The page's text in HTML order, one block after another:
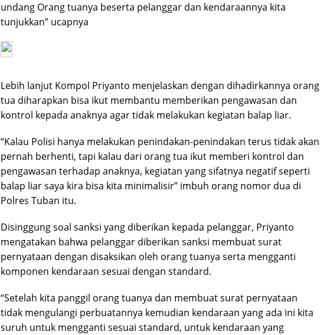
undang Orang tuanya beserta pelanggar dan kendaraannya kita
tunjukkan” ucapnya
Lebih lanjut Kompol Priyanto menjelaskan dengan dihadirkannya orang
tua diharapkan bisa ikut membantu memberikan pengawasan dan
kontrol kepada anaknya agar tidak melakukan kegiatan balap liar.
“Kalau Polisi hanya melakukan penindakan-penindakan terus tidak akan
pernah berhenti, tapi kalau dari orang tua ikut memberi kontrol dan
pengawasan terhadap anaknya, kegiatan yang sifatnya negatif seperti
balap liar saya kira bisa kita minimalisir” imbuh orang nomor dua di
Polres Tuban itu.
Disinggung soal sanksi yang diberikan kepada pelanggar, Priyanto
mengatakan bahwa pelanggar diberikan sanksi membuat surat
pernyataan dengan disaksikan oleh orang tuanya serta mengganti
komponen kendaraan sesuai dengan standard.
“Setelah kita panggil orang tuanya dan membuat surat pernyataan
tidak mengulangi perbuatannya kemudian kendaraan yang ada ini kita
suruh untuk mengganti sesuai standard, untuk kendaraan yang